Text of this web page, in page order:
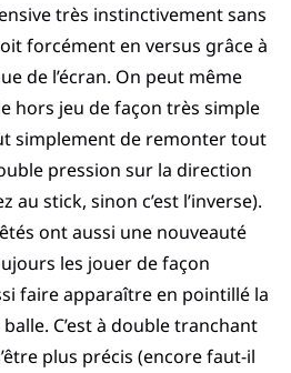
très instinctivement sans
forcément en versus grâce à
de l’écran. On peut même
hors jeu de façon très simple
simplement de remonter tout
pression sur la direction
au stick, sinon c’est l’inverse).
ont aussi une nouveauté
les jouer de façon
faire apparaître en pointillé la
C’est à double tranchant
plus précis (encore faut-il